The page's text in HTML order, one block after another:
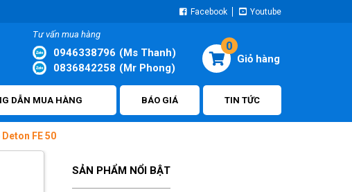
Facebook Youtube
Tư vấn mua hàng
0946338796 (Ms Thanh)
0836842258 (Mr Phong)
0
DẪN MUA HÀNG BÁO GIÁ TIN TỨC
FE 50
SẢN PHẨM NỔI BẬT